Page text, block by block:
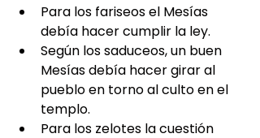
Para los fariseos el Mesías
debía hacer cumplir la ley.
Según los saduceos, un buen
Mesías debía hacer girar al
pueblo en torno al culto en el
templo.
Para los zelotes la cuestión